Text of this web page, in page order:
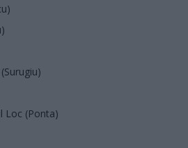
Loc (Ponta)